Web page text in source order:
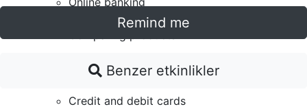
Telephone helplines
Personal Loans and Credit
Credit and debit cards
Remind me
Benzer etkinlikler